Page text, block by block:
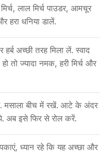
लाल मिर्च पाउडर, आमचूर
हरा धनिया डालें.
अच्छी तरह मिला लें. स्वाद
तो ज्यादा नमक, हरी मिर्च और
बीच में रखें. आटे के अंदर
अब इसे फिर से रोल करें.
ध्यान रहे कि यह अच्छा और